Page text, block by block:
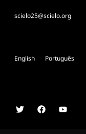
scielo25@scielo.org
English Português